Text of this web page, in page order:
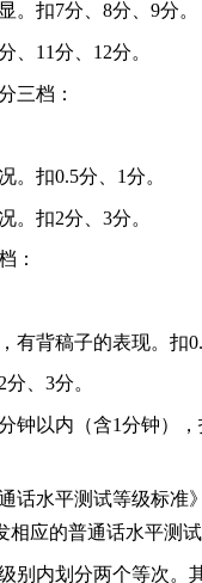
。扣7分、8分、9分。
、11分、12分。
三档：
。扣0.5分、1分。
。扣2分、3分。
：
有背稿子的表现。扣
2分、3分。
钟以内（含1分钟）
话水平测试等级标
相应的普通话水平测
别内划分两个等次。